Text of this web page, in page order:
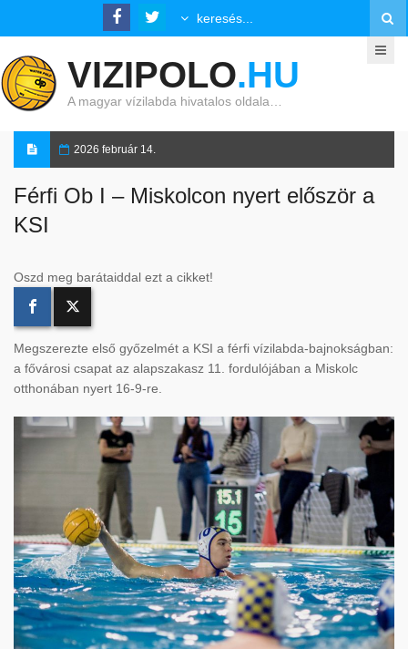
VIZIPOLO.HU
A magyar vízilabda hivatalos oldala…
2026 február 14.
Férfi Ob I – Miskolcon nyert először a
KSI
Oszd meg barátaiddal ezt a cikket!
Megszerezte első győzelmét a KSI a férfi vízilabda-bajnokságban:
a fővárosi csapat az alapszakasz 11. fordulójában a Miskolc
otthonában nyert 16-9-re.